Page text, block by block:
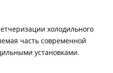
холодильного
часть современной
установками.